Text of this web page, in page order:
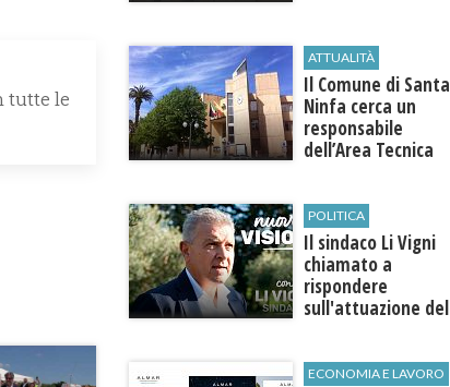
tutte le
ATTUALITÀ
Il Comune di ​Santa
Ninfa cerca un
responsabile
dell’Area Tecnica
POLITICA
Il sindaco Li Vigni
chiamato a
rispondere
sull'attuazione del
ECONOMIA E LAVORO